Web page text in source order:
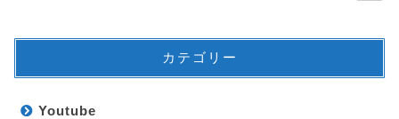
カテゴリー
Youtube